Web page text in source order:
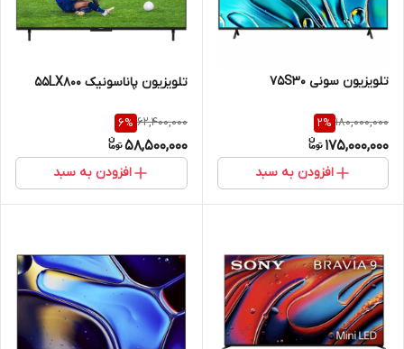
تلویزیون سونی 75S30
180,000,000
2%
175,000,000
افزودن به سبد
تلویزیون پاناسونیک 55LX800
62,400,000
6%
58,500,000
افزودن به سبد